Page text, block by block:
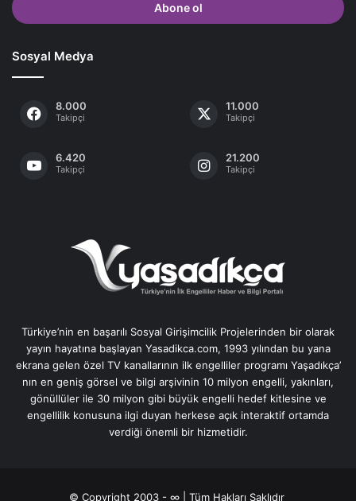
giriniz
Sosyal Medya
8.000
Takipçi
11.000
Takipçi
6.420
Takipçi
21.200
Takipçi
Türkiye’nin en başarılı Sosyal Girişimcilik Projelerinden bir olarak
yayın hayatına başlayan Yasadikca.com, 1993 yılından bu yana
ekrana gelen özel TV kanallarının ilk engelliler programı Yaşadıkça’
nın en geniş görsel ve bilgi arşivinin 10 milyon engelli, yakınları,
gönüllüler ile 30 milyon gibi büyük engelli hedef kitlesine ve
engellilik konusuna ilgi duyan herkese açık interaktif ortamda
verdiği önemli bir hizmetidir.
© Copyright 2003 - ∞ | Tüm Hakları Saklıdır